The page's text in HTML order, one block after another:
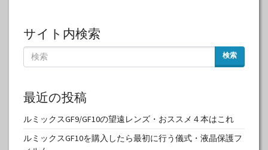
サイト内検索
検索
最近の投稿
ルミックスGF9/GF10の望遠レンズ・おススメ４本はこれ
ルミックスGF10を購入したら最初に行う儀式・液晶保護フ